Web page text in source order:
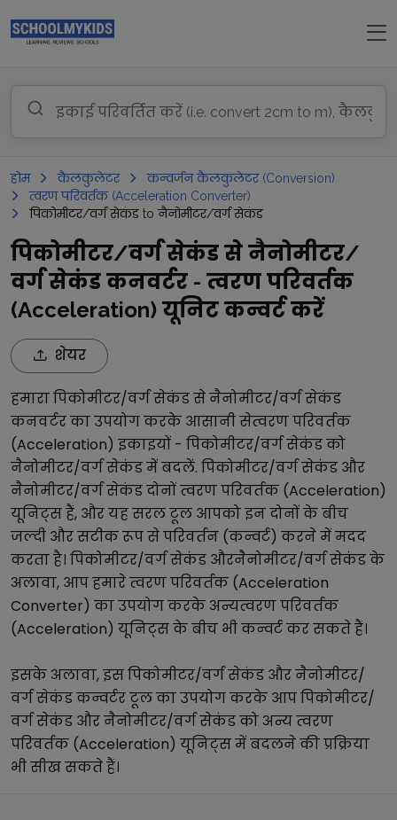
होम कैलकुलेटर
कन्वर्जन कैलकुलेटर (Conversion)
त्वरण परिवर्तक (Acceleration Converter)
पिकोमीटर/वर्ग सेकंड to नैनोमीटर/वर्ग सेकंड
पिकोमीटर/वर्ग सेकंड से नैनोमीटर/
वर्ग सेकंड कनवर्टर - त्वरण परिवर्तक
(Acceleration) यूनिट कन्वर्ट करें
शेयर
हमारापिकोमीटर/वर्ग सेकंडसेनैनोमीटर/वर्ग सेकंड
कनवर्टर का उपयोग करके आसानी सेत्वरण परिवर्तक
(Acceleration) इकाइयों - पिकोमीटर/वर्ग सेकंडको
नैनोमीटर/वर्ग सेकंडमें बदलें. पिकोमीटर/वर्ग सेकंड और
नैनोमीटर/वर्ग सेकंडदोनोंत्वरण परिवर्तक (Acceleration)
यूनिट्स हैं, और यह सरल टूल आपको इन दोनों के बीच
जल्दी और सटीक रूप से परिवर्तन (कन्वर्ट) करने में मदद
करता है। पिकोमीटर/वर्ग सेकंड औरनैनोमीटर/वर्ग सेकंडके
अलावा, आप हमारेत्वरण परिवर्तक (Acceleration
Converter) का उपयोग करके अन्यत्वरण परिवर्तक
(Acceleration) यूनिट्स के बीच भी कन्वर्ट कर सकते हैं।
इसके अलावा, इसपिकोमीटर/वर्ग सेकंड औरनैनोमीटर/
वर्ग सेकंडकन्वर्टर टूल का उपयोग करके आपपिकोमीटर/
वर्ग सेकंड औरनैनोमीटर/वर्ग सेकंडको अन्यत्वरण
परिवर्तक (Acceleration) यूनिट्स में बदलने की प्रक्रिया
भी सीख सकते हैं।